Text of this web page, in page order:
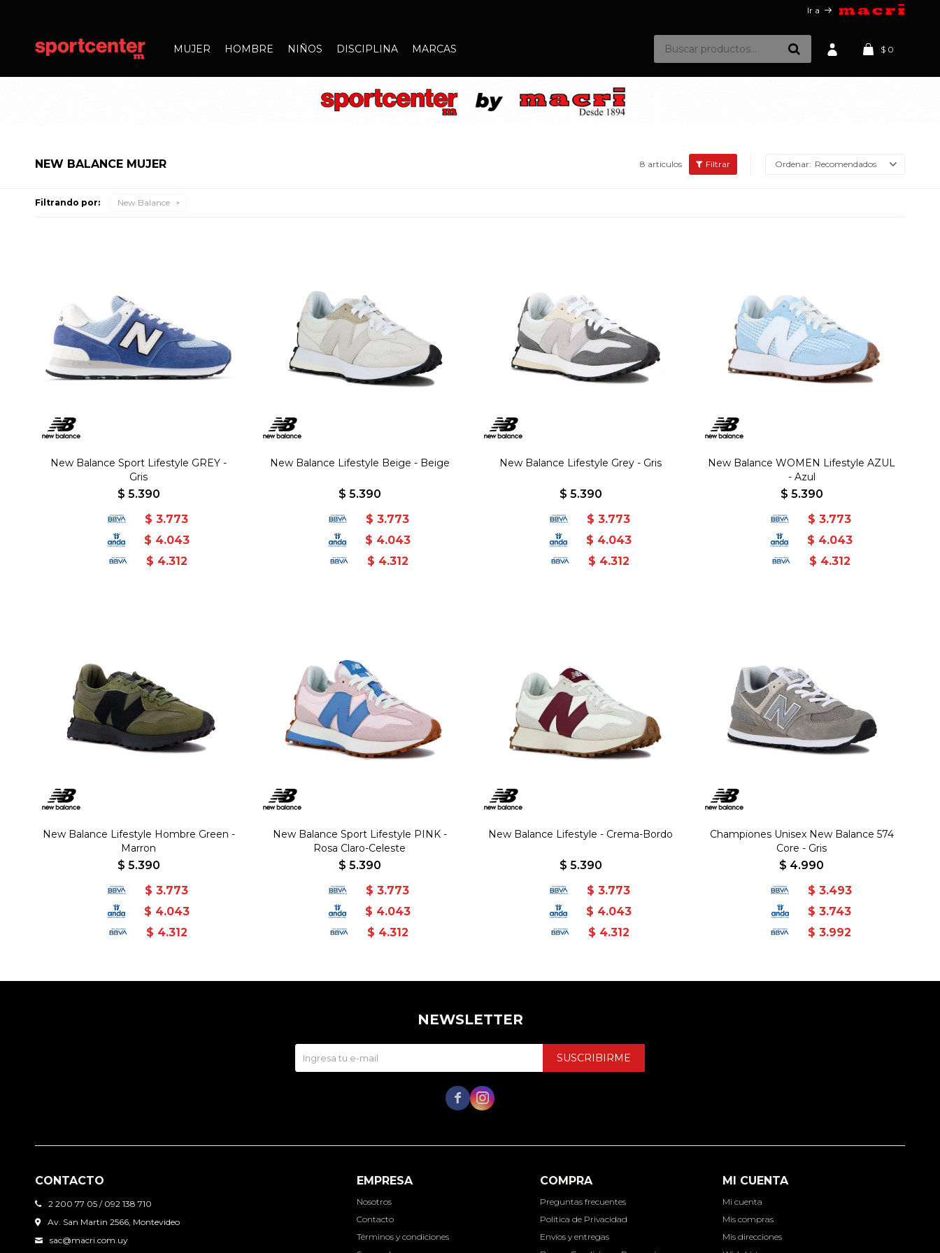
MUJER HOMBRE NIÑOS DISCIPLINA MARCAS $ 0
Ir a
NEW BALANCE MUJER 8 artículos Recomendados
Filtrando por: New Balance
New Balance Sport Lifestyle GREY -
Gris
$ 5.390
$ 3.773
$ 4.043
$ 4.312
New Balance Lifestyle Beige - Beige
$ 5.390
$ 3.773
$ 4.043
$ 4.312
New Balance Lifestyle Grey - Gris
$ 5.390
$ 3.773
$ 4.043
$ 4.312
New Balance WOMEN Lifestyle AZUL
- Azul
$ 5.390
$ 3.773
$ 4.043
$ 4.312
New Balance Lifestyle Hombre Green -
Marron
$ 5.390
$ 3.773
$ 4.043
$ 4.312
New Balance Sport Lifestyle PINK -
Rosa Claro-Celeste
$ 5.390
$ 3.773
$ 4.043
$ 4.312
New Balance Lifestyle - Crema-Bordo
$ 5.390
$ 3.773
$ 4.043
$ 4.312
Championes Unisex New Balance 574
Core - Gris
$ 4.990
$ 3.493
$ 3.743
$ 3.992
CONTACTO
2 200 77 05 / 092 138 710
Av. San Martin 2566, Montevideo
sac@macri.com.uy
EMPRESA
Nosotros
Contacto
Términos y condiciones
COMPRA
Preguntas frecuentes
Política de Privacidad
Envíos y entregas
MI CUENTA
Mi cuenta
Mis compras
Mis direcciones
NEWSLETTER
SUSCRIBIRME
 